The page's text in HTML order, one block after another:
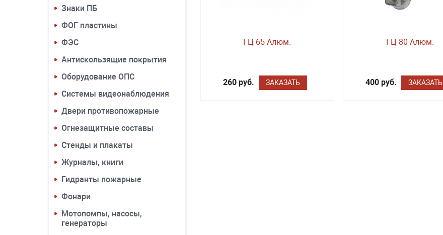
Знаки ПБ
ФОГ пластины
ФЭС
Антискользящие покрытия
Оборудование ОПС
Системы видеонаблюдения
Двери противопожарные
Огнезащитные составы
Стенды и плакаты
Журналы, книги
Гидранты пожарные
Фонари
Мотопомпы, насосы,
генераторы
ГЦ-65 Алюм.
260 руб. ЗАКАЗАТЬ
ГЦ-80 Алюм.
400 руб. ЗАКАЗАТЬ